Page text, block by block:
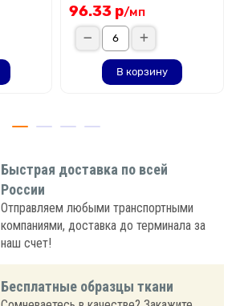
96.33 р/мп
В корзину
Быстрая доставка по всей
России
Отправляем любыми транспортными
компаниями, доставка до терминала за
наш счет!
Бесплатные образцы ткани